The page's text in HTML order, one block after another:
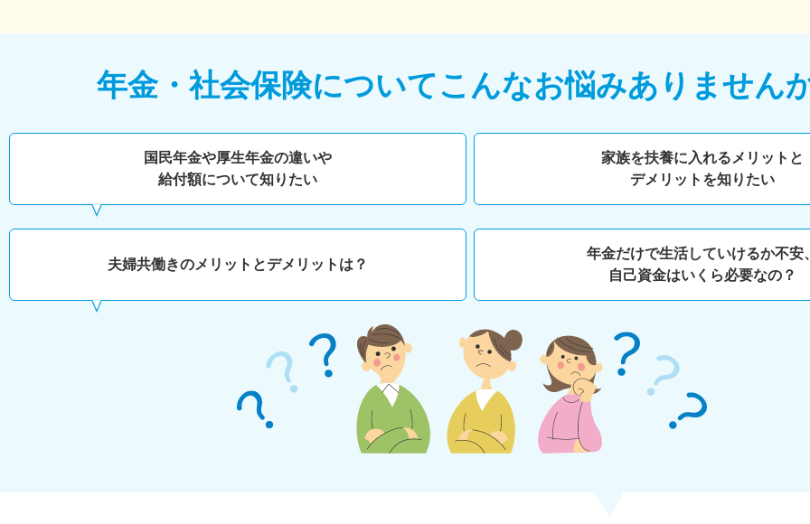
年金・社会保険についてこんなお悩みありません
国民年金や厚生年金の違いや
給付額について知りたい
家族を扶養に入れるメリットと
デメリットを知りたい
夫婦共働きのメリットとデメリットは？
年金だけで生活していけるか不安
自己資金はいくら必要なの？